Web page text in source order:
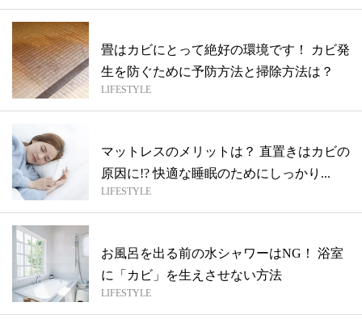
畳はカビにとって絶好の環境です！ カビ発
生を防ぐために予防方法と掃除方法は？
LIFESTYLE
マットレスのメリットは？ 直置きはカビの
原因に!? 快適な睡眠のためにしっかり...
LIFESTYLE
お風呂を出る前の水シャワーはNG！ 浴室
に「カビ」を生えさせない方法
LIFESTYLE